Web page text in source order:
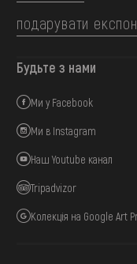
подарувати
Будьте з нами
Ми у Facebook
Ми в Instagram
Наш Youtube канал
Tripadvizor
Колекція на Google Art